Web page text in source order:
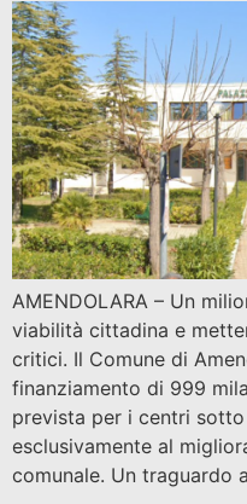
AMENDOLARA – Un
viabilità cittadina e
critici. Il Comune di
finanziamento di 999
prevista per i centri
esclusivamente al
comunale. Un traguardo